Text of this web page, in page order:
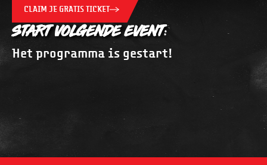
CLAIM JE GRATIS TICKET
START VOLGENDE EVENT:
Het programma is gestart!